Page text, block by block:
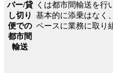
バー/貸
し切り
便での
都市間
輸送
くは都市間輸送を行
基本的に添乗はなく
ペースに業務に取り